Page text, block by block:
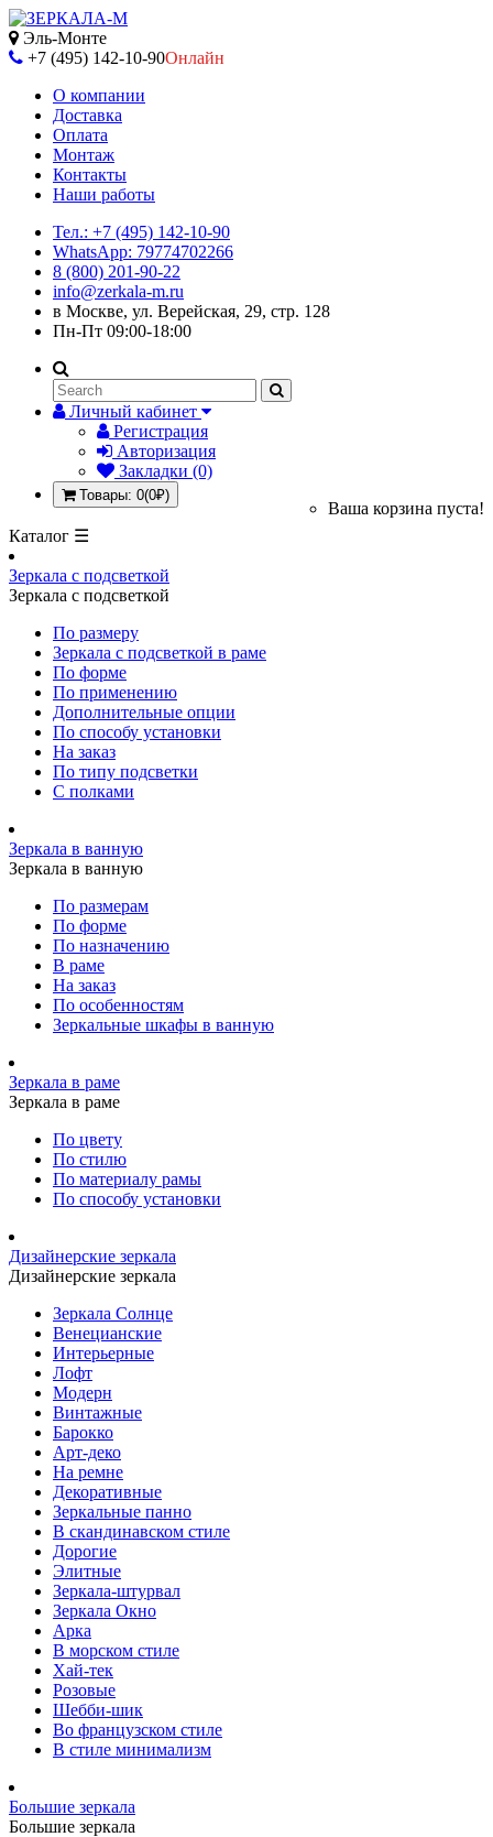
Эль-Монте
+7 (495) 142-10-90Онлайн
О компании
Доставка
Оплата
Монтаж
Контакты
Наши работы
Тел.: +7 (495) 142-10-90
WhatsApp: 79774702266
8 (800) 201-90-22
info@zerkala-m.ru
в Москве, ул. Верейская, 29, стр. 128
Пн-Пт 09:00-18:00
Личный кабинет
Регистрация
Авторизация
Закладки (0)
Товары: 0(0₽)
Ваша корзина пуста!
Каталог ☰
Зеркала с подсветкой
Зеркала с подсветкой
По размеру
Зеркала с подсветкой в раме
По форме
По применению
Дополнительные опции
По способу установки
На заказ
По типу подсветки
С полками
Зеркала в ванную
Зеркала в ванную
По размерам
По форме
По назначению
В раме
На заказ
По особенностям
Зеркальные шкафы в ванную
Зеркала в раме
Зеркала в раме
По цвету
По стилю
По материалу рамы
По способу установки
Дизайнерские зеркала
Дизайнерские зеркала
Зеркала Солнце
Венецианские
Интерьерные
Лофт
Модерн
Винтажные
Барокко
Арт-деко
На ремне
Декоративные
Зеркальные панно
В скандинавском стиле
Дорогие
Элитные
Зеркала-штурвал
Зеркала Окно
Арка
В морском стиле
Хай-тек
Розовые
Шебби-шик
Во французском стиле
В стиле минимализм
Большие зеркала
Большие зеркала